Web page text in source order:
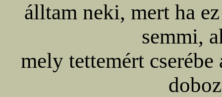
álltam neki, mert ha
semmi,
mely tettemért